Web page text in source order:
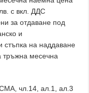
с вкл. ДДС
за отдаване под
и
стъпка на наддаване
тръжна месечна
чл.14, ал.1, ал.3